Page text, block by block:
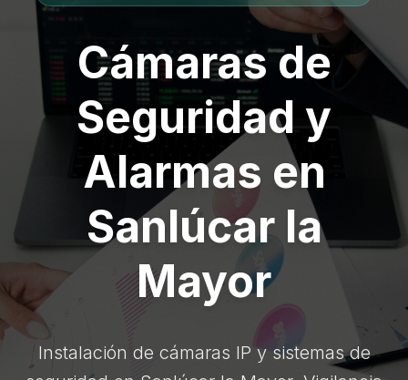
Cámaras de
Seguridad y
Alarmas en
Sanlúcar la
Mayor
Instalación de cámaras IP y sistemas de